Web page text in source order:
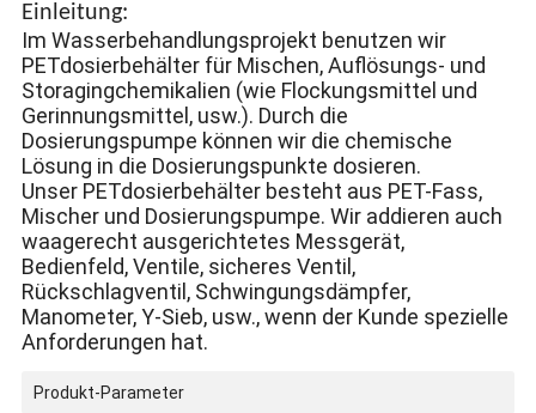
Einleitung:
Im Wasserbehandlungsprojekt benutzen wir
PETdosierbehälter für Mischen, Auflösungs- und
Storagingchemikalien (wie Flockungsmittel und
Gerinnungsmittel, usw.). Durch die
Dosierungspumpe können wir die chemische
Lösung in die Dosierungspunkte dosieren.
Unser PETdosierbehälter besteht aus PET-Fass,
Mischer und Dosierungspumpe. Wir addieren auch
waagerecht ausgerichtetes Messgerät,
Bedienfeld, Ventile, sicheres Ventil,
Rückschlagventil, Schwingungsdämpfer,
Manometer, Y-Sieb, usw., wenn der Kunde spezielle
Anforderungen hat.
Produkt-Parameter